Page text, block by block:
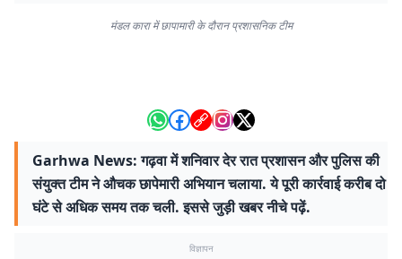
मंडल कारा में छापामारी के दौरान प्रशासनिक टीम
Garhwa News: गढ़वा में शनिवार देर रात प्रशासन और पुलिस की
संयुक्त टीम ने औचक छापेमारी अभियान चलाया. ये पूरी कार्रवाई करीब दो
घंटे से अधिक समय तक चली. इससे जुड़ी खबर नीचे पढ़ें.
विज्ञापन